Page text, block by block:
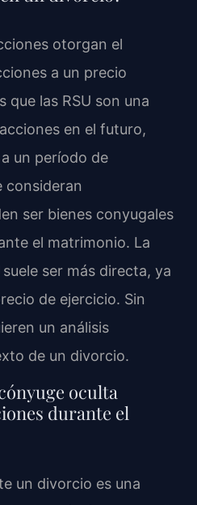
otorgan el
a un precio
que las RSU son una
en el futuro,
un período de
consideran
ser bienes conyugales
el matrimonio. La
ser más directa, ya
de ejercicio. Sin
un análisis
de un divorcio.
oculta
durante el
un divorcio es una